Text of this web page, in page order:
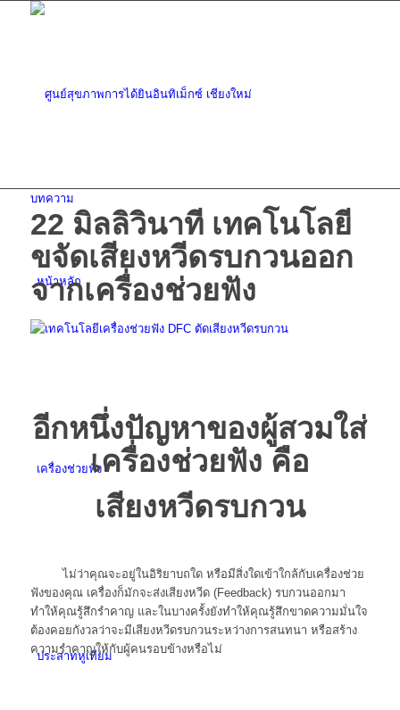
หน้าหลัก
เครื่องช่วยฟัง
ประสาทหูเทียม
บทความ
22 มิลลิวินาที เทคโนโลยี
ขจัดเสียงหวีดรบกวนออก
จากเครื่องช่วยฟัง
อีกหนึ่งปัญหาของผู้สวมใส่
เครื่องช่วยฟัง คือ
เสียงหวีดรบกวน
ไม่ว่าคุณจะอยู่ในอิริยาบถใด หรือมีสิ่งใดเข้าใกล้กับเครื่องช่วย
ฟังของคุณ เครื่องก็มักจะส่งเสียงหวีด (Feedback) รบกวนออกมา
ทำให้คุณรู้สึกรำคาญ และในบางครั้งยังทำให้คุณรู้สึกขาดความมั่นใจ
ต้องคอยกังวลว่าจะมีเสียงหวีดรบกวนระหว่างการสนทนา หรือสร้าง
ความรำคาญให้กับผู้คนรอบข้างหรือไม่